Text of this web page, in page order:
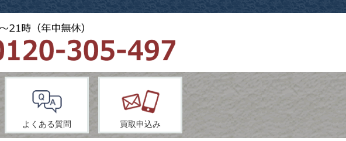
よくある質問 買取申込み